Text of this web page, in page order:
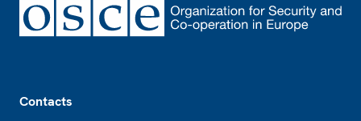
Contacts